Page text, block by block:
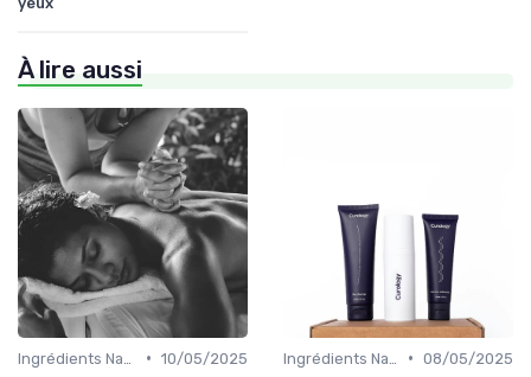
À lire aussi
• 10/05/2025
• 08/05/2025